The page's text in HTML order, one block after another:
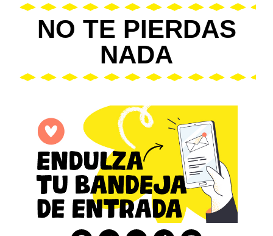
NO TE PIERDAS
NADA